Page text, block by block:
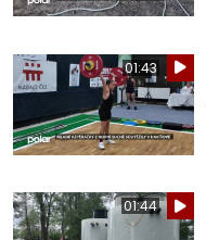
01:43
01:44